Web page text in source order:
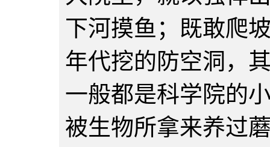
下河摸鱼；既敢爬
年代挖的防空洞，
一般都是科学院的
被生物所拿来养过